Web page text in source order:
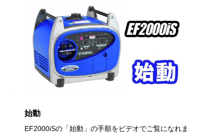
始動
EF2000iSの「始動」の手順をビデオでご覧になれま